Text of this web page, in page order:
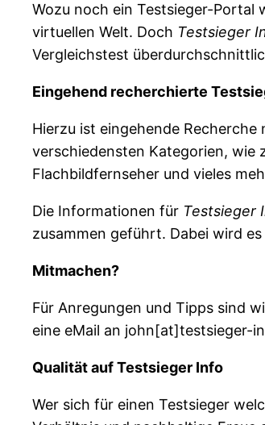
Wozu noch ein Testsieger-Portal
virtuellen Welt. Doch Testsieger
Vergleichstest
Eingehend recherchierte
Hierzu ist eingehende
verschiedensten Kategorien, wie
Flachbildfernseher und vieles
Die Informationen für Testsieger
zusammen geführt. Dabei wird
Mitmachen?
Für Anregungen und Tipps sind
eine eMail an john[at]testsieger-
Qualität auf Testsieger Info
Wer sich für einen Testsieger